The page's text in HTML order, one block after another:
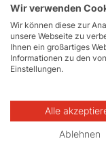
Hoher,
anspruchvollsten
Einfache Pflege.
Aktivitäten
Wir verwenden
Wir können diese zur
unsere Webseite zu
Ihnen ein großartiges
Informationen zu den
Einstellungen.
Alle
Ablehnen